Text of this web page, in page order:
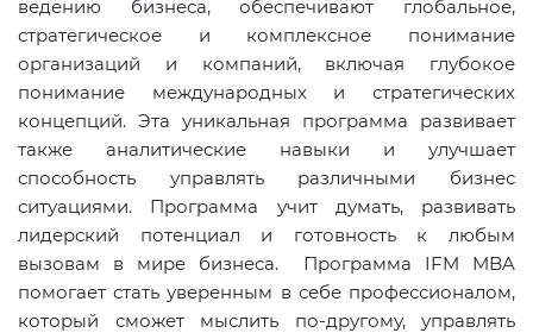
ведению бизнеса, обеспечивают глобальное,
стратегическое и комплексное понимание
организаций и компаний, включая глубокое
понимание международных и стратегических
концепций. Эта уникальная программа развивает
также аналитические навыки и улучшает
способность управлять различными бизнес
ситуациями. Программа учит думать, развивать
лидерский потенциал и готовность к любым
вызовам в мире бизнеса. Программа IFM
MBA
помогает стать уверенным в себе профессионалом,
который сможет мыслить по-другому, управлять